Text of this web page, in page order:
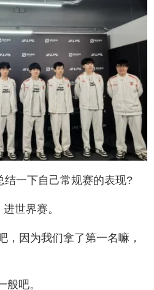
结一下自己常规赛的表现?
世界赛。
，因为我们拿了第一名嘛，
般吧。